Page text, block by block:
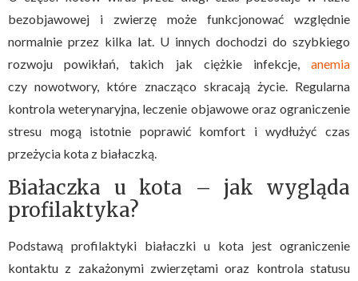
bezobjawowej i zwierzę może funkcjonować względnie
normalnie przez kilka lat. U innych dochodzi do szybkiego
rozwoju powikłań, takich jak ciężkie infekcje, anemia
czy nowotwory, które znacząco skracają życie. Regularna
kontrola weterynaryjna, leczenie objawowe oraz ograniczenie
stresu mogą istotnie poprawić komfort i wydłużyć czas
przeżycia kota z białaczką.
Białaczka u kota – jak wygląda
profilaktyka?
Podstawą profilaktyki białaczki u kota jest ograniczenie
kontaktu z zakażonymi zwierzętami oraz kontrola statusu